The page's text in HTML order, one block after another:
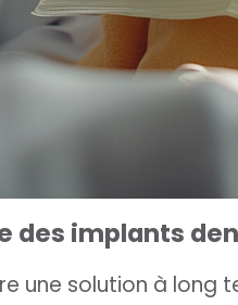
des implants
une solution à long